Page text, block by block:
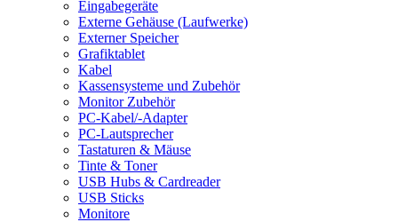
Eingabegeräte
Externe Gehäuse (Laufwerke)
Externer Speicher
Grafiktablet
Kabel
Kassensysteme und Zubehör
Monitor Zubehör
PC-Kabel/-Adapter
PC-Lautsprecher
Tastaturen & Mäuse
Tinte & Toner
USB Hubs & Cardreader
USB Sticks
Monitore